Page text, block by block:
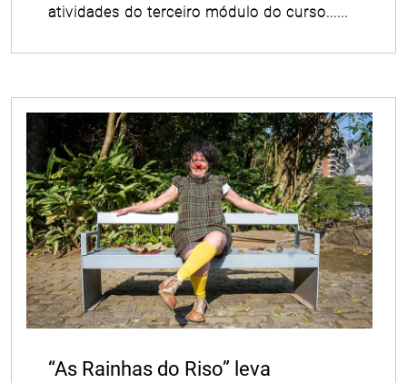
atividades do terceiro módulo do curso......
“As Rainhas do Riso” leva